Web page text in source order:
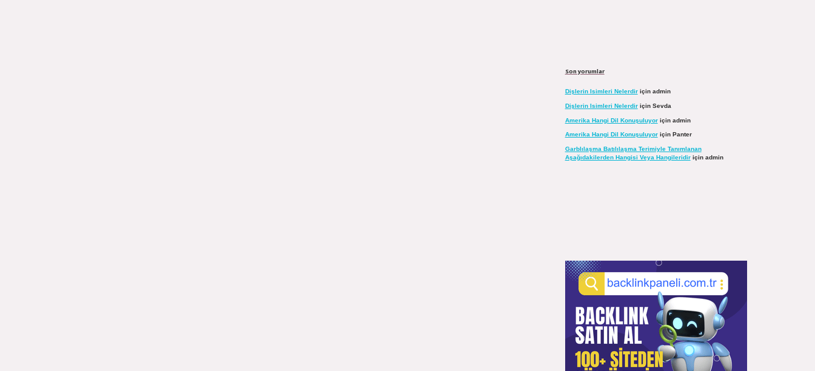
Son yorumlar
Dişlerin Isimleri Nelerdiriçin admin
Dişlerin Isimleri Nelerdiriçin Sevda
Amerika Hangi Dil Konuşuluyoriçin admin
Amerika Hangi Dil Konuşuluyoriçin Panter
Garblılaşma Batılılaşma Terimiyle Tanımlanan
Aşağıdakilerden Hangisi Veya Hangileridiriçin admin